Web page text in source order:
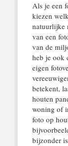
Als je een
kiezen
natuurlijke
van een
van de
heb je ook
eigen
betekent,
houten
woning of
foto op
bijzonder